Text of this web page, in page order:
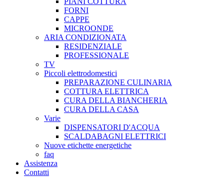
FORNI
CAPPE
MICROONDE
ARIA CONDIZIONATA
RESIDENZIALE
PROFESSIONALE
TV
Piccoli elettrodomestici
PREPARAZIONE CULINARIA
COTTURA ELETTRICA
CURA DELLA BIANCHERIA
CURA DELLA CASA
Varie
DISPENSATORI D'ACQUA
SCALDABAGNI ELETTRICI
Nuove etichette energetiche
faq
Assistenza
Contatti